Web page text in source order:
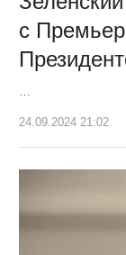
с
24.09.2024 21:02